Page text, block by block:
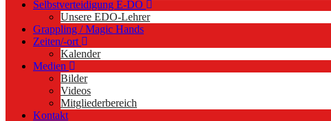
Selbstverteidigung E-DO
Unsere EDO-Lehrer
Grappling / Magic Hands
Zeiten/-ort
Kalender
Medien
Bilder
Videos
Mitgliederbereich
Kontakt